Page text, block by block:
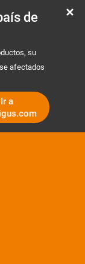
de
su
afectados
Ir a